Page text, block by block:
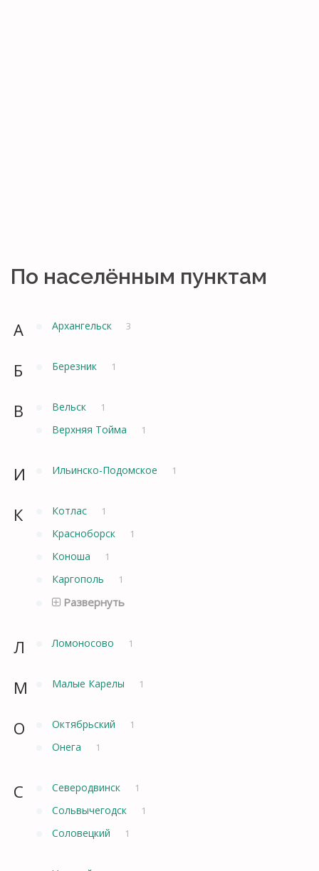
По населённым пунктам
А Архангельск 3
Б Березник 1
В Вельск 1
Верхняя Тойма 1
И Ильинско-Подомское 1
К Котлас 1
Красноборск 1
Коноша 1
Каргополь 1
Развернуть
Л Ломоносово 1
М Малые Карелы 1
О Октябрьский 1
Онега 1
С Северодвинск 1
Сольвычегодск 1
Соловецкий 1